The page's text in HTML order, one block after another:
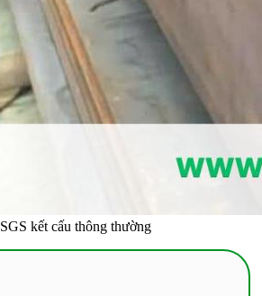
kết cấu thông thường